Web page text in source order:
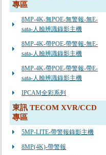
專區
8MP-4K-無POE-無警報-無E-
sata-人臉辨識錄影主機
8MP-4K-帶POE-帶警報-無E-
sata-人臉辨識錄影主機
8MP-4K-帶POE-帶警報-帶E-
sata-人臉辨識錄影主機
IPCAM全彩系列
東訊 TECOM XVR/CCD
專區
5MP-LITE-帶警報錄影主機
8MP(4K)-帶警報